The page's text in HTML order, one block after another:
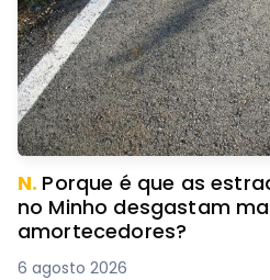
N. Porque é que as
no Minho desgastam
amortecedores?
6 agosto 2026